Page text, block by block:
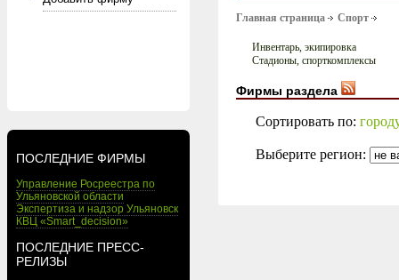
ПОСЛЕДНИЕ ФИРМЫ
Управление Росреестра по
Ульяновской области
Экспертиза и надзор Ульяновск
КВЦ «Smart_decision»
ПОСЛЕДНИЕ ПРЕСС-
РЕЛИЗЫ
Главная страница Спорт
Инвентарь, экипировка
Стадионы, спорткомплексы
Фирмы раздела
Сортировать по:
Выберите регион: